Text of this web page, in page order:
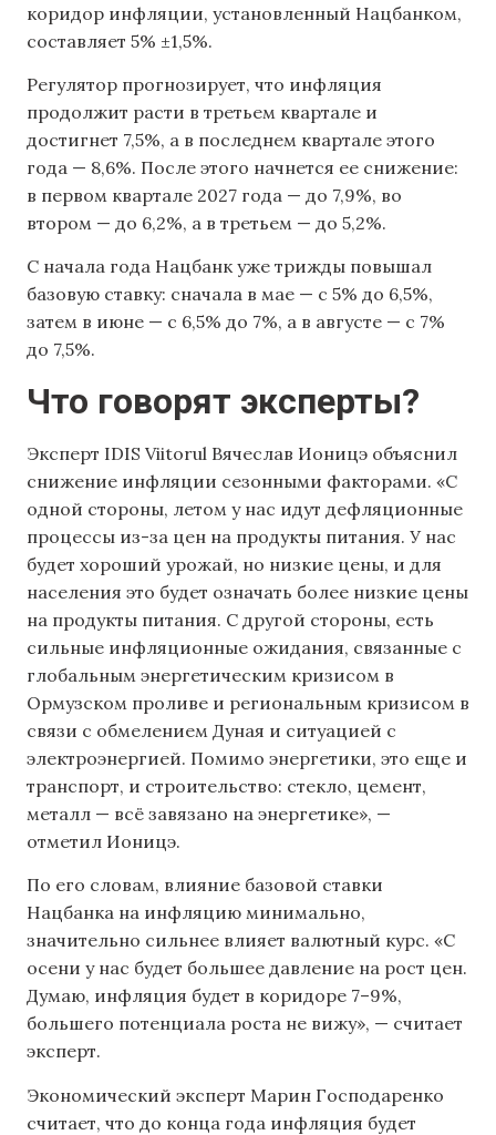
коридор инфляции, установленный Нацбанком,
составляет 5% ±1,5%.
Регулятор прогнозирует, что инфляция
продолжит расти в третьем квартале и
достигнет 7,5%, а в последнем квартале этого
года — 8,6%. После этого начнется ее снижение:
в первом квартале 2027 года — до 7,9%, во
втором — до 6,2%, а в третьем — до 5,2%.
С начала года Нацбанк уже трижды повышал
базовую ставку: сначала в мае — с 5% до 6,5%,
затем в июне — с 6,5% до 7%, а в августе — с 7%
до 7,5%.
Что говорят эксперты?
Эксперт IDIS Viitorul Вячеслав Ионицэ объяснил
снижение инфляции сезонными факторами. «С
одной стороны, летом у нас идут дефляционные
процессы из-за цен на продукты питания. У нас
будет хороший урожай, но низкие цены, и для
населения это будет означать более низкие цены
на продукты питания. С другой стороны, есть
сильные инфляционные ожидания, связанные с
глобальным энергетическим кризисом в
Ормузском проливе и региональным кризисом в
связи с обмелением Дуная и ситуацией с
электроэнергией. Помимо энергетики, это еще и
транспорт, и строительство: стекло, цемент,
металл — всё завязано на энергетике», —
отметил Ионицэ.
По его словам, влияние базовой ставки
Нацбанка на инфляцию минимально,
значительно сильнее влияет валютный курс. «С
осени у нас будет большее давление на рост цен.
Думаю, инфляция будет в коридоре 7–9%,
большего потенциала роста не вижу», — считает
эксперт.
Экономический эксперт Марин Господаренко
считает, что до конца года инфляция будет